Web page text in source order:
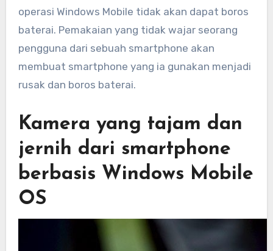
operasi Windows Mobile tidak akan dapat boros
baterai. Pemakaian yang tidak wajar seorang
pengguna dari sebuah smartphone akan
membuat smartphone yang ia gunakan menjadi
rusak dan boros baterai.
Kamera yang tajam dan
jernih dari smartphone
berbasis Windows Mobile
OS